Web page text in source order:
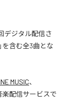
デジタル配信さ
を含む全3曲とな
MUSIC、
楽配信サービスで